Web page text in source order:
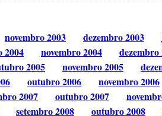
novembro 2003 dezembro 2003
2004 novembro 2004 dezembro
2005 novembro 2005
outubro 2006 novembro 2006
2007 outubro 2007
setembro 2008 outubro 2008